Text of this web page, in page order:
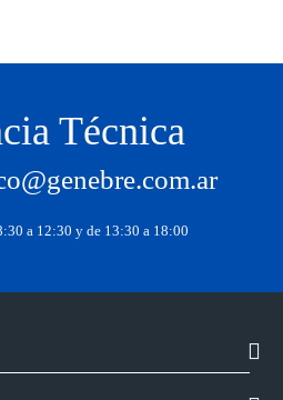
Técnica
a 12:30 y de 13:30 a 18:00